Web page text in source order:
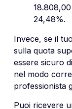
24,48%.
Invece, se il
sulla quota
essere sicuro
nel modo
professionista
Puoi ricevere